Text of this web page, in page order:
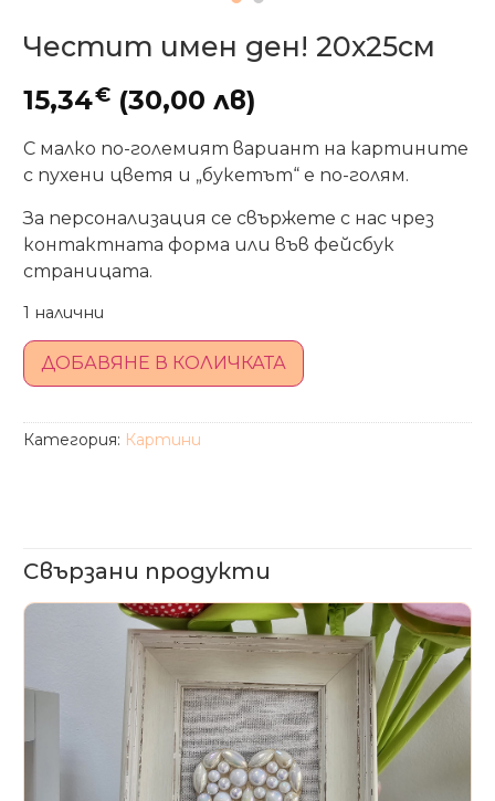
Честит имен ден! 20х25см
15,34€ (30,00 лв)
С малко по-големият вариант на картините
с пухени цветя и „букетът“ е по-голям.
За персонализация се свържете с нас чрез
контактната форма или във фейсбук
страницата.
1 налични
ДОБАВЯНЕ В КОЛИЧКАТА
Категория: Картини
Свързани продукти